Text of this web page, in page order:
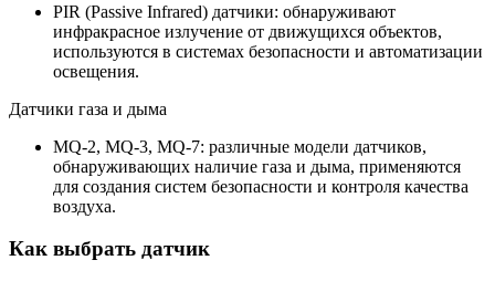
PIR (Passive Infrared) датчики: обнаруживают
инфракрасное излучение от движущихся объектов,
используются в системах безопасности и автоматизации
освещения.
Датчики газа и дыма
MQ-2, MQ-3, MQ-7: различные модели датчиков,
обнаруживающих наличие газа и дыма, применяются
для создания систем безопасности и контроля качества
воздуха.
Как выбрать датчик